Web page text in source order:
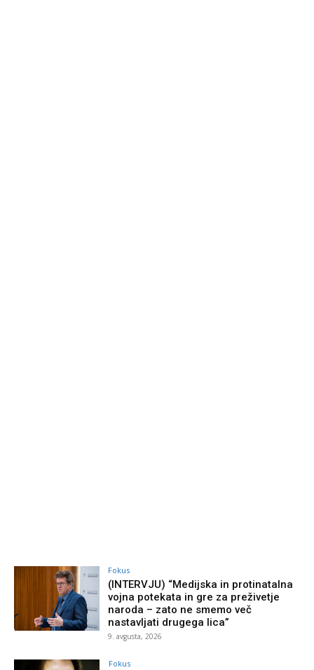
Fokus
(INTERVJU) “Medijska in protinatalna
vojna potekata in gre za preživetje
naroda – zato ne smemo več
nastavljati drugega lica”
9. avgusta, 2026
Fokus